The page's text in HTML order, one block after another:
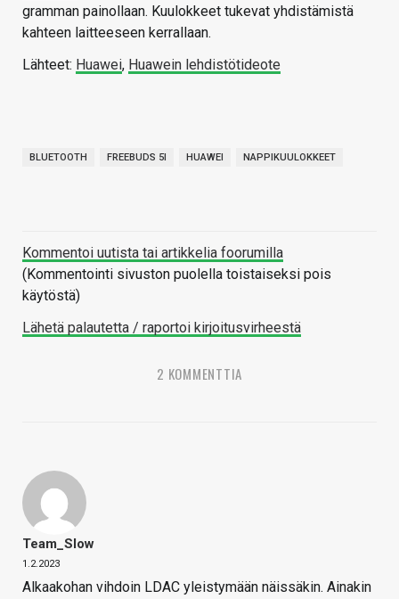
gramman painollaan. Kuulokkeet tukevat yhdistämistä
kahteen laitteeseen kerrallaan.
Lähteet: Huawei, Huawein lehdistötideote
BLUETOOTH FREEBUDS 5I HUAWEI NAPPIKUULOKKEET
Kommentoi uutista tai artikkelia foorumilla
(Kommentointi sivuston puolella toistaiseksi pois
käytöstä)
Lähetä palautetta / raportoi kirjoitusvirheestä
2 KOMMENTTIA
Team_Slow
1.2.2023
Alkaakohan vihdoin LDAC yleistymään näissäkin. Ainakin